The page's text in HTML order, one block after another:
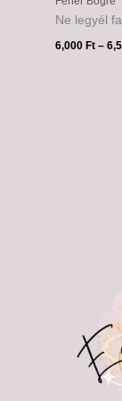
Ne legyél
6,000Ft –